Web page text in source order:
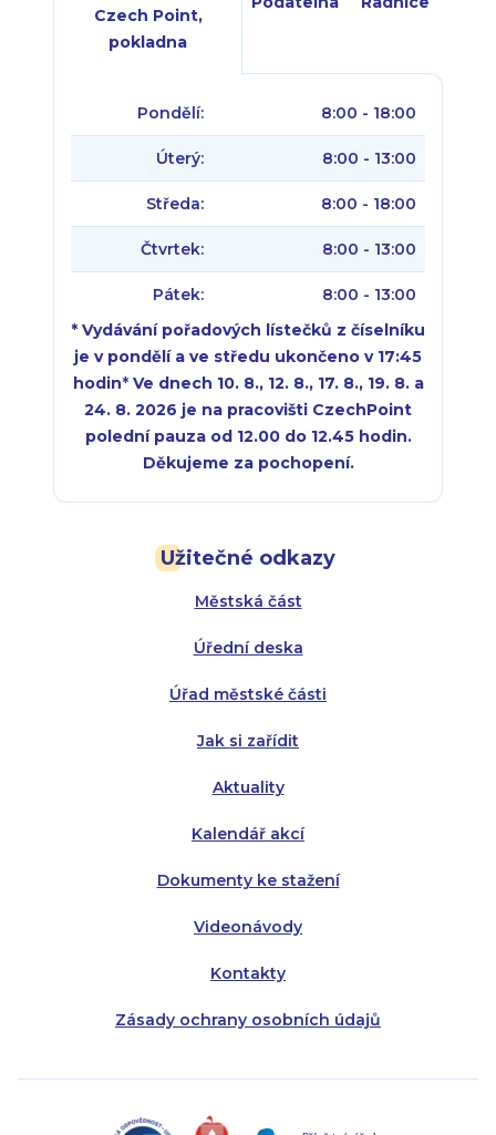
Užitečné odkazy
Městská část
Úřední deska
Úřad městské části
Jak si zařídit
Aktuality
Kalendář akcí
Dokumenty ke stažení
Videonávody
Kontakty
Zásady ochrany osobních údajů
Czech Point,
pokladna
Pondělí: 8:00 - 18:00
Úterý: 8:00 - 13:00
Středa: 8:00 - 18:00
Čtvrtek: 8:00 - 13:00
Pátek:
8:00 - 13:00
* Vydávání pořadových lístečků z číselníku
je v pondělí a ve středu ukončeno v 17:45
hodin* Ve dnech 10. 8., 12. 8., 17. 8., 19. 8. a
24. 8. 2026 je na pracovišti CzechPoint
polední pauza od 12.00 do 12.45 hodin.
Děkujeme za pochopení.
Úterý:
Středa:
Čtvrtek:
Pátek:
Úterý:
Středa:
Čtvrtek: